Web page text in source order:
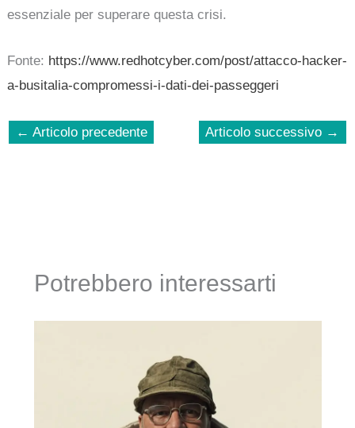
essenziale per superare questa crisi.
Fonte: https://www.redhotcyber.com/post/attacco-hacker-
a-busitalia-compromessi-i-dati-dei-passeggeri
← Articolo precedente Articolo successivo →
Potrebbero interessarti